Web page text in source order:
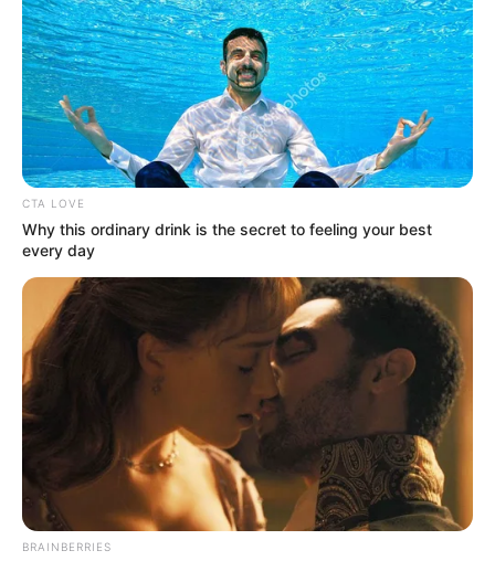
CTA LOVE
Why this ordinary drink is the secret to feeling your best
every day
BRAINBERRIES